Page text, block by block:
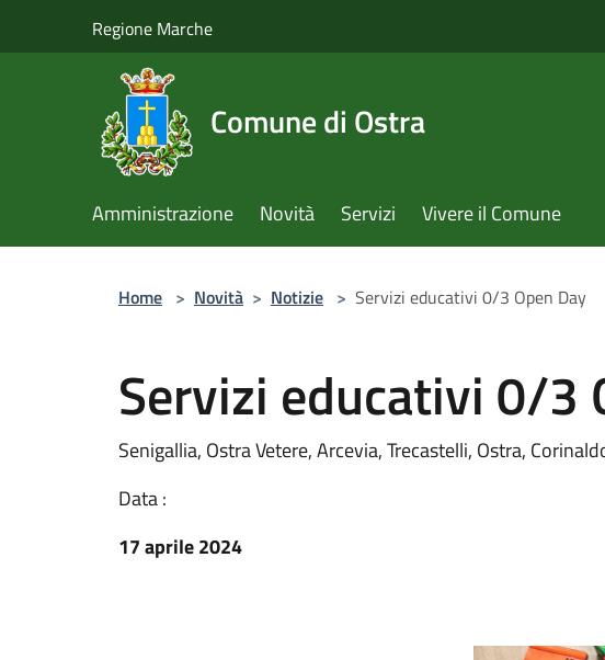
Regione Marche
Comune di Ostra
Amministrazione Novità Servizi Vivere il Comune
Home > Novità > Notizie > Servizi educativi 0/3 Open Day
Servizi educativi 0/3
Senigallia, Ostra Vetere, Arcevia, Trecastelli, Ostra,
Data :
17 aprile 2024